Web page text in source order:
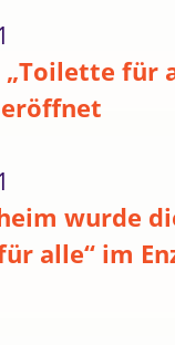
„Toilette für
wurde
alle“ im